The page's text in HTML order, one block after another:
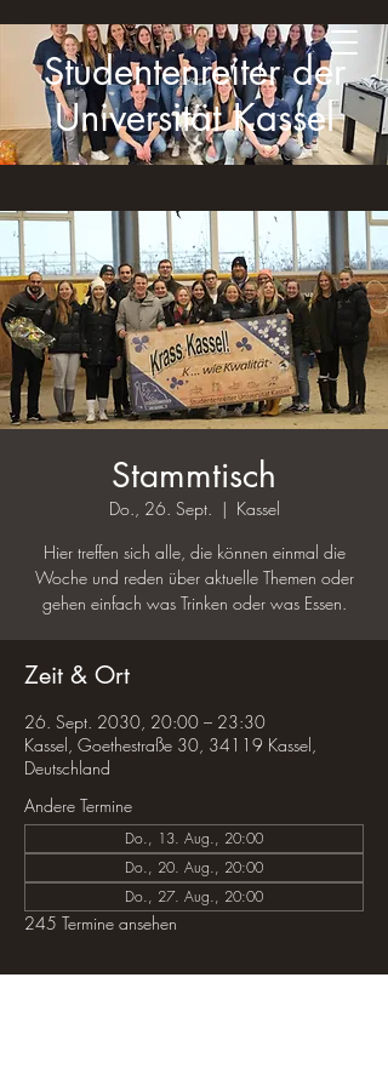
Studentenreiter der
Universität Kassel
Stammtisch
Do., 26. Sept.
  |
Kassel
Hier treffen sich alle, die können einmal die
Woche und reden über aktuelle Themen oder
gehen einfach was Trinken oder was Essen.
Zeit & Ort
26. Sept. 2030, 20:00 – 23:30
Kassel, Goethestraße 30, 34119 Kassel,
Deutschland
Andere Termine
Do., 13. Aug., 20:00
Do., 20. Aug., 20:00
Do., 27. Aug., 20:00
245 Termine ansehen